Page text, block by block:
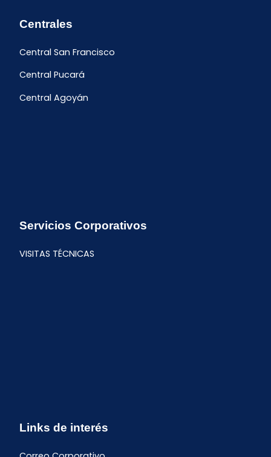
Centrales
Central San Francisco
Central Pucará
Central Agoyán
Servicios Corporativos
VISITAS TÉCNICAS
Links de interés